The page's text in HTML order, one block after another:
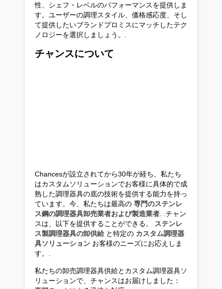
性、シェフ・レベルのパフォーマンスを提供しま
す。ユーザーの調理スタイル、価格感応度、そし
て提供したいブランドプロミスにマッチしたテク
ノロジーを選択しましょう。.
チャンスについて
Chancesが設立されてから30年が経ち、私たち
はカスタムソリューションでお客様に具体的で成
熟した調理器具の底の技術を提供する能力を持っ
ています。今、私たちは最高の 専門のステンレ
ス鋼の調理器具卸売業者および製造業者 . .チャン
スは、以下を提供することができる。
ステンレ
ス製調理器具の卸供給 と特定の カスタム調理器
具ソリューション お客様のニーズにお応えしま
す。.
私たちの卸売調理器具供給とカスタム調理器具ソ
リューションで、チャンスはお届けしました：